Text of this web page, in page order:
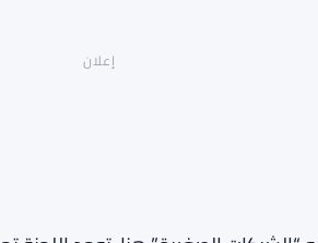
إعلان